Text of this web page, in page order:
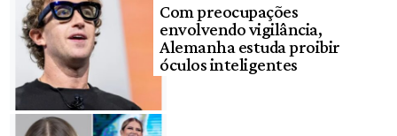
Com preocupações
envolvendo vigilância,
Alemanha estuda proibir
óculos inteligentes